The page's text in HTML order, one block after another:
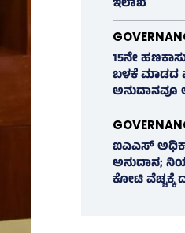
ಇಲಾಖೆ
15ನೇ
ಬಳಕೆ ಮಾಡದ
ಅನುದಾನವೂ
ಐಎಎಸ್‌
ಅನುದಾನ;
ಕೋಟಿ ವೆಚ್ಚಕ್ಕೆ